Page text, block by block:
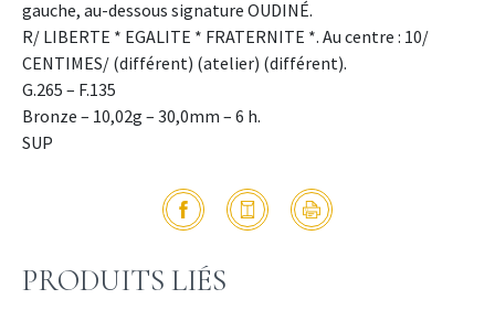
gauche, au-dessous signature OUDINÉ.
R/ LIBERTE * EGALITE * FRATERNITE *. Au centre : 10/
CENTIMES/ (différent) (atelier) (différent).
G.265 – F.135
Bronze – 10,02g – 30,0mm – 6 h.
SUP
PRODUITS LIÉS